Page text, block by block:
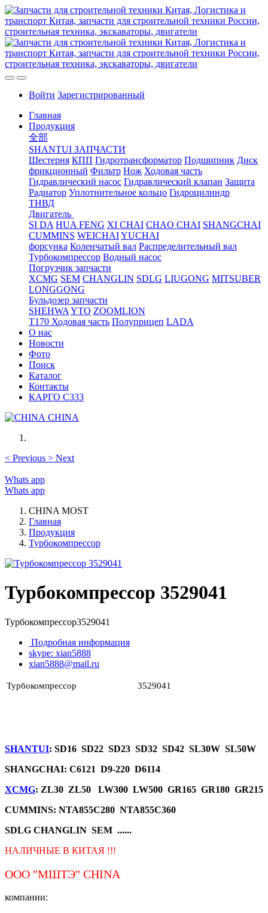
Войти Зарегистрированный
Главная
Продукция
全部
SHANTUI ЗАПЧАСТИ
Шестерня КПП Гидротрансформатор Подшипник Диск
фрикционный Фильтр Нож Ходовая часть
Гидравлический насос Гидравлический клапан Защита
Радиатор Уплотнительное кольцо Гидроцилиндр
ТНВД
Двигатель
SI DA HUA FENG XI CHAI CHAO CHAI SHANGCHAI
CUMMINS WEICHAIYUCHAI
форсунка Коленчатый вал Распределительный вал
Турбокомпрессор Водный насос
Погрузчик запчасти
XCMG SEM CHANGLIN SDLG LIUGONG MITSUBER
LONGGONG
Бульдозер запчасти
SHEHWA YTO ZOOMLION
T170 Ходовая часть Полуприцеп LADA
О нас
Новости
Фото
Поиск
Каталог
Контакты
КАРГО С333
CHINA
< Previous > Next
Whats app
Whats app
CHINA MOST
Главная
Продукция
Турбокомпрессор
Турбокомпрессор 3529041
Турбокомпрессор3529041
Подробная информация
skype: xian5888
xian5888@mail.ru
Турбокомпрессор 3529041
SHANTUI: SD16 SD22 SD23 SD32 SD42 SL30W SL50W
SHANGCHAI: C6121 D9-220 D6114
XCMG: ZL30 ZL50 LW300 LW500 GR165 GR180 GR215
CUMMINS: NTA855C280 NTA855C360
SDLG CHANGLIN SEM ......
НАЛИЧНЫЕ В КИТАЯ !!!
ООО "МШТЭ" CHINA
компании: